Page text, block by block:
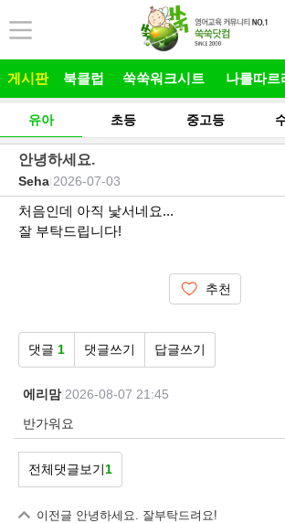
게시판 북클럽 쑥쑥워크시트 나를따르
유아 초등 중고등
안녕하세요.
Seha 2026-07-03
처음인데 아직 낯서네요...
잘 부탁드립니다!
추천
댓글 1 댓글쓰기 답글쓰기
에리맘| 2026-08-07 21:45
반가워요
전체댓글보기1
이전글 안녕하세요. 잘부탁드려요!